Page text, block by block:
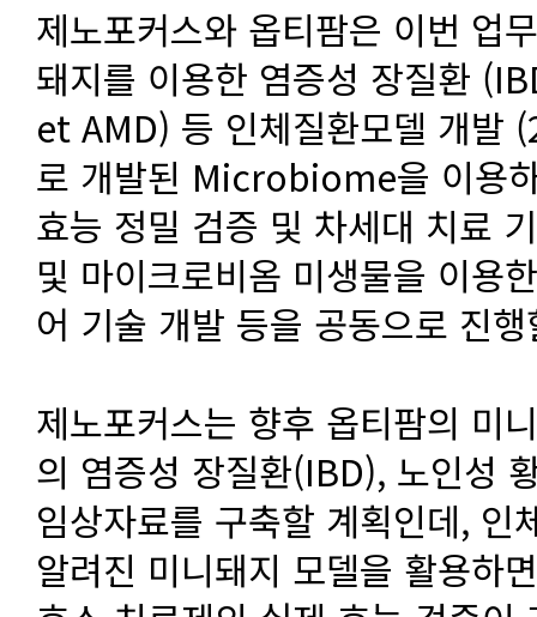
제노포커스와 옵티팜은 이번 업
돼지를 이용한 염증성 장질환
et AMD) 등 인체질환모델 개발
로 개발된 Microbiome을 이용
효능 정밀 검증 및 차세대 치료
및 마이크로비옴 미생물을 이용
어 기술 개발 등을 공동으로 진
제노포커스는 향후 옵티팜의 미
의 염증성 장질환(IBD), 노인성
임상자료를 구축할 계획인데, 인
알려진 미니돼지 모델을 활용하